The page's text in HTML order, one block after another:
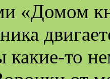
«Домом
какие-то